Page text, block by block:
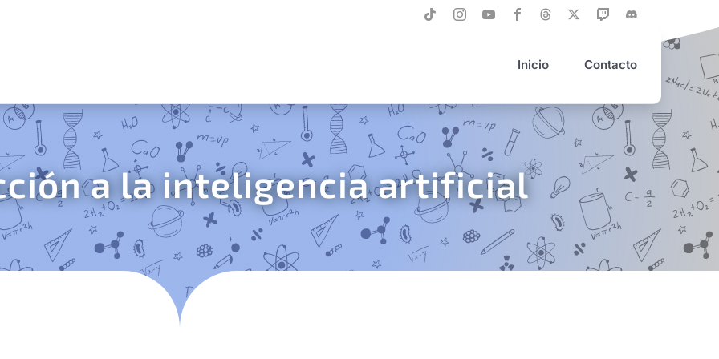
Inicio Contacto
a la inteligencia artificial